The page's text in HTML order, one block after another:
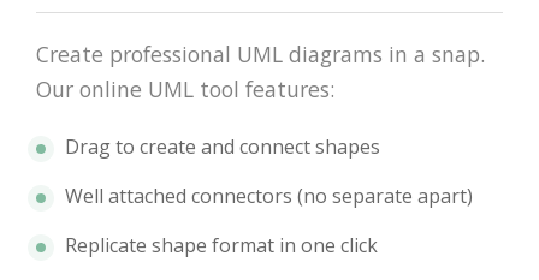
Create professional UML diagrams in a snap.
Our online UML tool features:
Drag to create and connect shapes
Well attached connectors (no separate apart)
Replicate shape format in one click